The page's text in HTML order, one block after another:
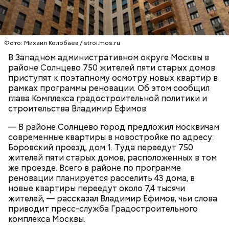
Фото: Михаил Колобаев / stroi.mos.ru
В Западном административном округе Москвы в
районе Солнцево 750 жителей пяти старых домов
приступят к поэтапному осмотру новых квартир в
рамках программы реновации. Об этом сообщил
глава Комплекса градостроительной политики и
строительства Владимир Ефимов.
— В районе Солнцево город предложил москвичам
современные квартиры в новостройке по адресу:
Боровский проезд, дом 1. Туда переедут 750
жителей пяти старых домов, расположенных в том
же проезде. Всего в районе по программе
реновации планируется расселить 43 дома, в
новые квартиры переедут около 7,4 тысячи
жителей, — рассказал Владимир Ефимов, чьи слова
приводит пресс-служба Градостроительного
комплекса Москвы.
На первом этаже нового дома откроется Центр
информирования по переселению. Участники
программы реновации смогут обратиться туда за
разъяснениями по любым аспектам переезда.
ВЛАДИМИР ЕФИМОВ
РАЙОН СОЛНЦЕВО
РЕНОВАЦИЯ
Пользоваться электронной версией читательского
билета удобно в мобильном приложении
Там ЕЧБ представлен в виде штрихкода, который
нужно показать библиотекарю, чтобы получить или
вернуть книгу. В приложении также удобно
отслеживать сроки хранения книг, взятых в
библиотеке.
культуры.